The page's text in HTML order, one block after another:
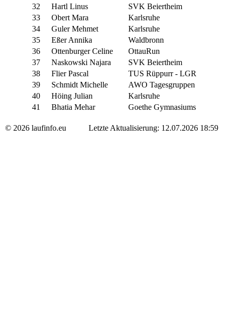
32
Hartl Linus
SVK Beiertheim
33
Obert Mara
Karlsruhe
34
Guler Mehmet
Karlsruhe
35
Eßer Annika
Waldbronn
36
Ottenburger Celine
OttauRun
37
Naskowski Najara
SVK Beiertheim
38
Flier Pascal
TUS Rüppurr - LGR
39
Schmidt Michelle
AWO Tagesgruppen
40
Höing Julian
Karlsruhe
41
Bhatia Mehar Goethe Gymnasiums
© 2026 laufinfo.eu Letzte Aktualisierung: 12.07.2026